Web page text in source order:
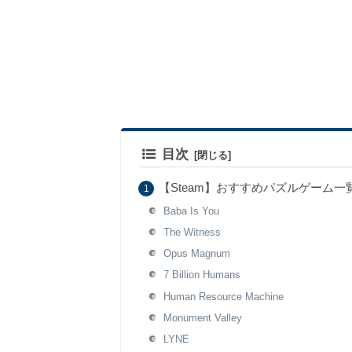
目次
【Steam】おすすめパズルゲーム一
Baba Is You
The Witness
Opus Magnum
7 Billion Humans
Human Resource Machine
Monument Valley
LYNE